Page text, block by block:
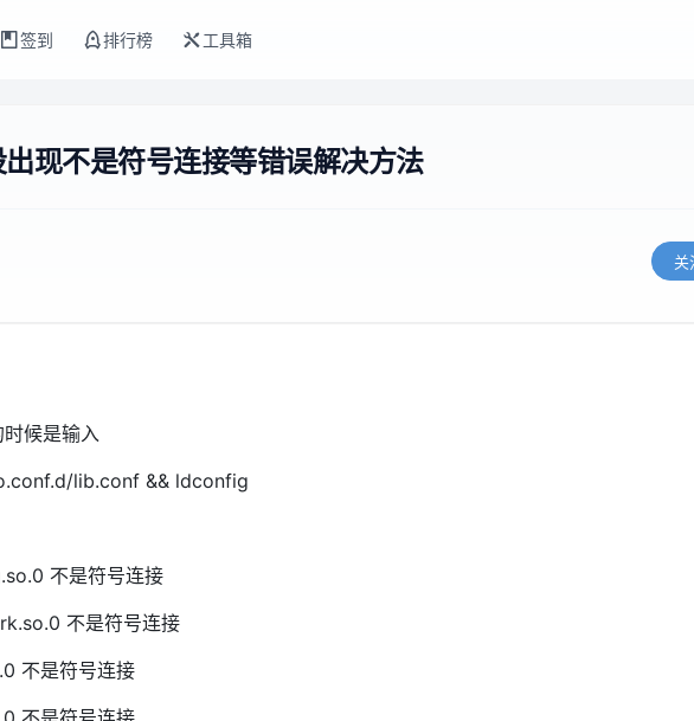
签到 排行榜 工具箱
现不是符号连接等错误解决方法
关
候是输入
lib.conf && ldconfig
不是符号连接
不是符号连接
不是符号连接